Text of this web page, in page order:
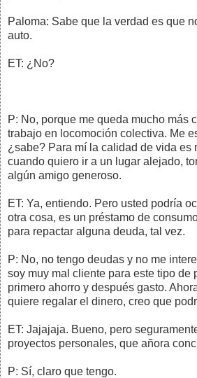
Paloma: Sabe que la verdad es que
auto.
ET: ¿No?
P: No, porque me queda mucho más
trabajo en locomoción colectiva. Me
¿sabe? Para mí la calidad de vida es
cuando quiero ir a un lugar alejado,
algún amigo generoso.
ET: Ya, entiendo. Pero usted podría
otra cosa, es un préstamo de
para repactar alguna deuda, tal vez.
P: No, no tengo deudas y no me
soy muy mal cliente para este tipo de
primero ahorro y después gasto.
quiere regalar el dinero, creo que
ET: Jajajaja. Bueno, pero
proyectos personales, que añora
P: Sí, claro que tengo.